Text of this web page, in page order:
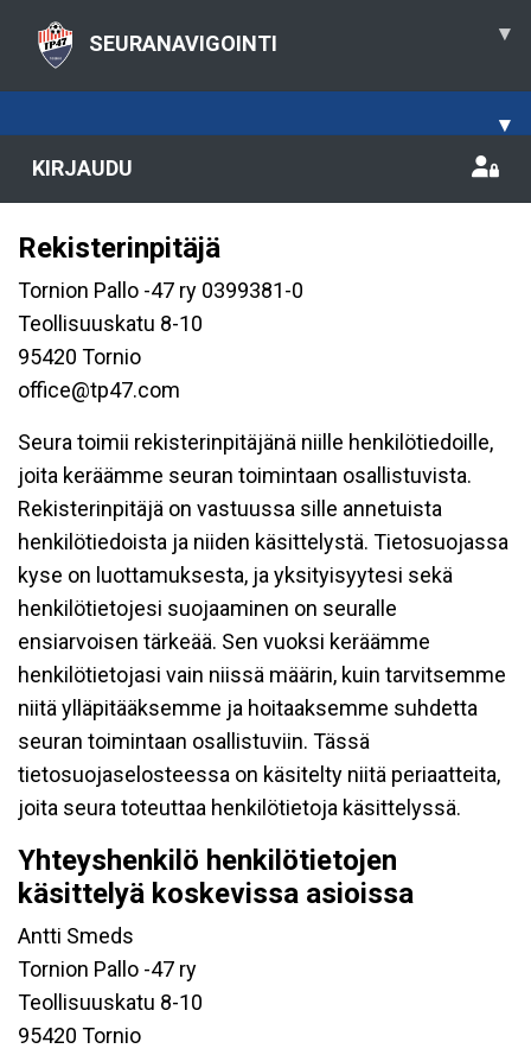
SEURANAVIGOINTI ▾
▾
KIRJAUDU
Rekisterinpitäjä
Tornion Pallo -47 ry 0399381-0
Teollisuuskatu 8-10
95420 Tornio
office@tp47.com
Seura toimii rekisterinpitäjänä niille henkilötiedoille,
joita keräämme seuran toimintaan osallistuvista.
Rekisterinpitäjä on vastuussa sille annetuista
henkilötiedoista ja niiden käsittelystä. Tietosuojassa
kyse on luottamuksesta, ja yksityisyytesi sekä
henkilötietojesi suojaaminen on seuralle
ensiarvoisen tärkeää. Sen vuoksi keräämme
henkilötietojasi vain niissä määrin, kuin tarvitsemme
niitä ylläpitääksemme ja hoitaaksemme suhdetta
seuran toimintaan osallistuviin. Tässä
tietosuojaselosteessa on käsitelty niitä periaatteita,
joita seura toteuttaa henkilötietoja käsittelyssä.
Yhteyshenkilö henkilötietojen
käsittelyä koskevissa asioissa
Antti Smeds
Tornion Pallo -47 ry
Teollisuuskatu 8-10
95420 Tornio